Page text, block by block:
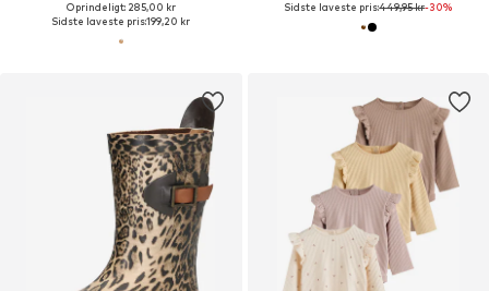
Oprindeligt: 285,00 kr
Sidste laveste pris:199,20 kr
Sidste laveste pris:449,95 kr-30%